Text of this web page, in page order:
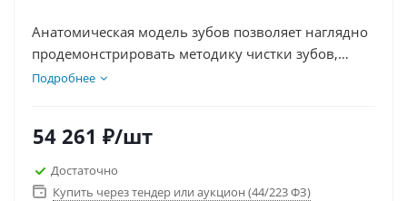
Анатомическая модель зубов позволяет наглядно
продемонстрировать методику чистки зубов,
представляя съемную переднюю челюсть для
Подробнее
54 261 ₽/шт
Достаточно
Купить через тендер или аукцион (44/223 ФЗ)